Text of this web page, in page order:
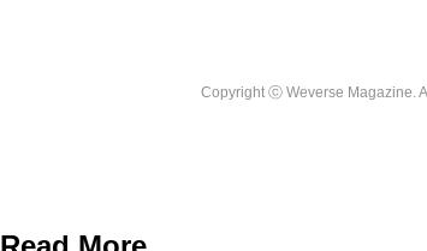
Copyright ⓒ Weverse Magazine.